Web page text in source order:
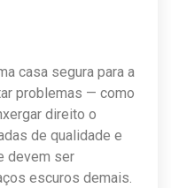
casa segura para a
problemas — como
direito o
de qualidade e
devem ser
escuros demais.